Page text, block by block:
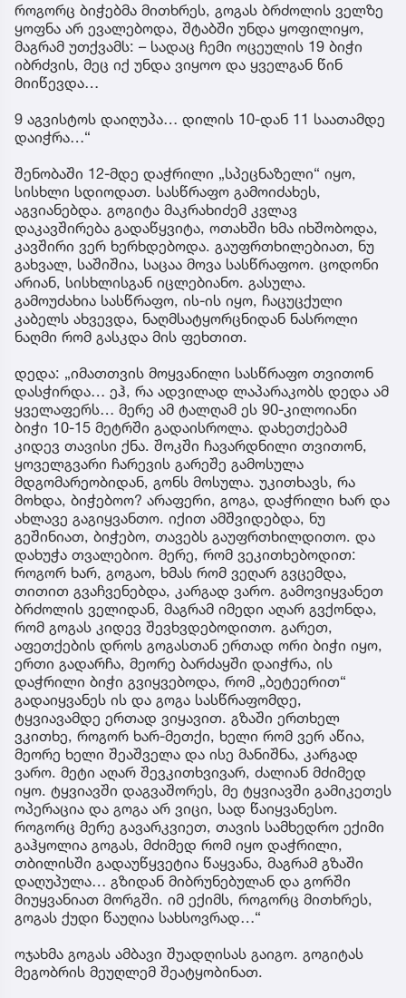
როგორც ბიჭებმა მითხრეს, გოგას ბრძოლის ველზე
ყოფნა არ ევალებოდა, შტაბში უნდა ყოფილიყო,
მაგრამ უთქვამს: – სადაც ჩემი ოცეულის 19 ბიჭი
იბრძვის, მეც იქ უნდა ვიყოო და ყველგან წინ
მიიწევდა…
9 აგვისტოს დაიღუპა… დილის 10-დან 11 საათამდე
დაიჭრა…“
შენობაში 12-მდე დაჭრილი „სპეცნაზელი“ იყო,
სისხლი სდიოდათ. სასწრაფო გამოიძახეს,
აგვიანებდა. გოგიტა მაკრახიძემ კვლავ
დაკავშირება გადაწყვიტა, ოთახში ხმა იხშობოდა,
კავშირი ვერ ხერხდებოდა. გაუფრთხილებიათ, ნუ
გახვალ, საშიშია, საცაა მოვა სასწრაფოო. ცოდონი
არიან, სისხლისგან იცლებიანო. გასულა.
გამოუძახია სასწრაფო, ის-ის იყო, ჩაცუცქული
კაბელს ახვევდა, ნაღმსატყორცნიდან ნასროლი
ნაღმი რომ გასკდა მის ფეხთით.
დედა: „იმათთვის მოყვანილი სასწრაფო თვითონ
დასჭირდა… ეჰ, რა ადვილად ლაპარაკობს დედა ამ
ყველაფერს… მერე ამ ტალღამ ეს 90-კილოიანი
ბიჭი 10-15 მეტრში გადაისროლა. დახეთქებამ
კიდევ თავისი ქნა. შოკში ჩავარდნილი თვითონ,
ყოველგვარი ჩარევის გარეშე გამოსულა
მდგომარეობიდან, გონს მოსულა. უკითხავს, რა
მოხდა, ბიჭებოო? არაფერი, გოგა, დაჭრილი ხარ და
ახლავე გაგიყვანთო. იქით ამშვიდებდა, ნუ
გეშინიათ, ბიჭებო, თავებს გაუფრთხილდითო. და
დახუჭა თვალებიო. მერე, რომ ვეკითხებოდით:
როგორ ხარ, გოგაო, ხმას რომ ვეღარ გვცემდა,
თითით გვაჩვენებდა, კარგად ვარო. გამოვიყვანეთ
ბრძოლის ველიდან, მაგრამ იმედი აღარ გვქონდა,
რომ გოგას კიდევ შევხვდებოდითო. გარეთ,
აფეთქების დროს გოგასთან ერთად ორი ბიჭი იყო,
ერთი გადარჩა, მეორე ბარძაყში დაიჭრა, ის
დაჭრილი ბიჭი გვიყვებოდა, რომ „ბეტეერით“
გადაიყვანეს ის და გოგა სასწრაფომდე,
ტყვიავამდე ერთად ვიყავით. გზაში ერთხელ
ვკითხე, როგორ ხარ-მეთქი, ხელი რომ ვერ აწია,
მეორე ხელი შეაშველა და ისე მანიშნა, კარგად
ვარო. მეტი აღარ შევკითხვივარ, ძალიან მძიმედ
იყო. ტყვიავში დაგვაშორეს, მე ტყვიავში გამიკეთეს
ოპერაცია და გოგა არ ვიცი, სად წაიყვანესო.
როგორც მერე გავარკვიეთ, თავის სამხედრო ექიმი
გაჰყოლია გოგას, მძიმედ რომ იყო დაჭრილი,
თბილისში გადაუწყვეტია წაყვანა, მაგრამ გზაში
დაღუპულა… გზიდან მიბრუნებულან და გორში
მიუყვანიათ მორგში. იმ ექიმს, როგორც მითხრეს,
გოგას ქუდი წაუღია სახსოვრად…“
ოჯახმა გოგას ამბავი შუადღისას გაიგო. გოგიტას
მეგობრის მეუღლემ შეატყობინათ.